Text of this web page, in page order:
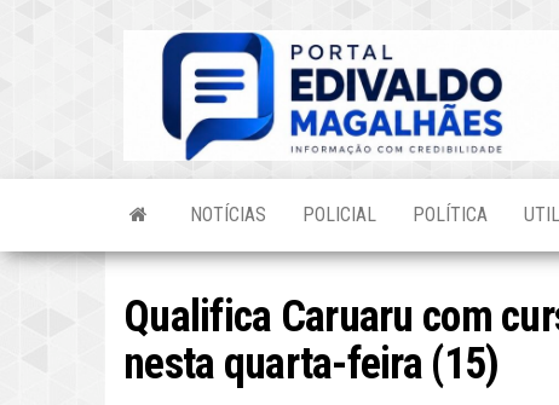
NOTÍCIAS POLICIAL POLÍTICA
Qualifica Caruaru com
nesta quarta-feira (15)